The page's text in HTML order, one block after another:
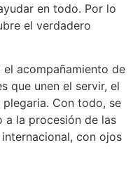
en todo. Por lo
el verdadero
acompañamiento de
que unen el servir, el
Con todo, se
a la procesión de las
con ojos